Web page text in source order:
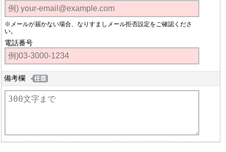
※メールが届かない場合、なりすましメール拒否設定をご確認くださ
い。
電話番号
備考欄